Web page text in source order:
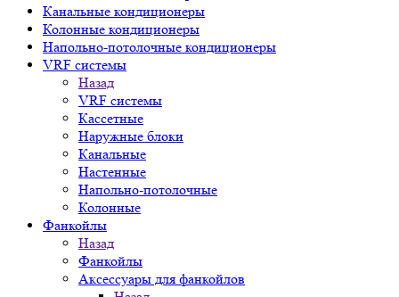
Канальные кондиционеры
Колонные кондиционеры
Напольно-потолочные кондиционеры
VRF системы
Назад
VRF системы
Кассетные
Наружные блоки
Канальные
Настенные
Напольно-потолочные
Колонные
Фанкойлы
Назад
Фанкойлы
Аксессуары для фанкойлов